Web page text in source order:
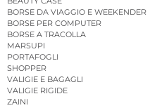
BORSE DA VIAGGIO E WEEKENDER
BORSE PER COMPUTER
BORSE A TRACOLLA
MARSUPI
PORTAFOGLI
SHOPPER
VALIGIE E BAGAGLI
VALIGIE RIGIDE
ZAINI